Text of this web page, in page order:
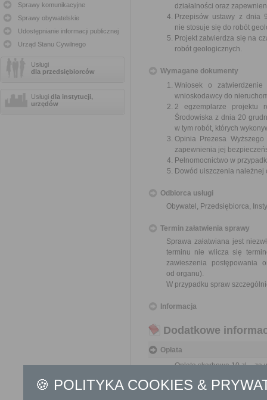
Sprawy komunikacyjne
Sprawy obywatelskie
Udostępnianie informacji publicznej
Urząd Stanu Cywilnego
Usługi
dla przedsiębiorców
Usługi dla instytucji,
urzędów
działalności oraz
Przepisów ustawy z dnia
nie stosuje się do robót
Projekt zatwierdza się na
robót geologicznych.
Wymagane dokumenty
Wniosek o
wnioskodawcy do
2 egzemplarze projektu
Środowiska z dnia 20
w tym robót, których
Opinia Prezesa
zapewnienia jej
Pełnomocnictwo w
Dowód uiszczenia należnej
Odbiorca usługi
Obywatel, Przedsiębiorca,
Termin załatwienia sprawy
Sprawa załatwiana jest
terminu nie wlicza się
zawieszenia postępowania
od organu).
W przypadku spraw
Informacja
Dodatkowe
Opłata
Opłata skarbowa 10 zł -
wypis lub kopia - od
🍪 POLITYKA COOKIES &